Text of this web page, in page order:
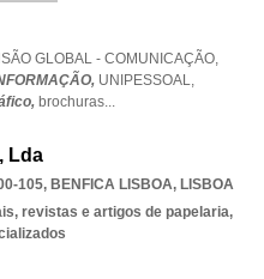
GLOBAL - COMUNICAÇÃO,
UNIPESSOAL,
brochuras...
Lda
105, BENFICA LISBOA, LISBOA
revistas e artigos de papelaria,